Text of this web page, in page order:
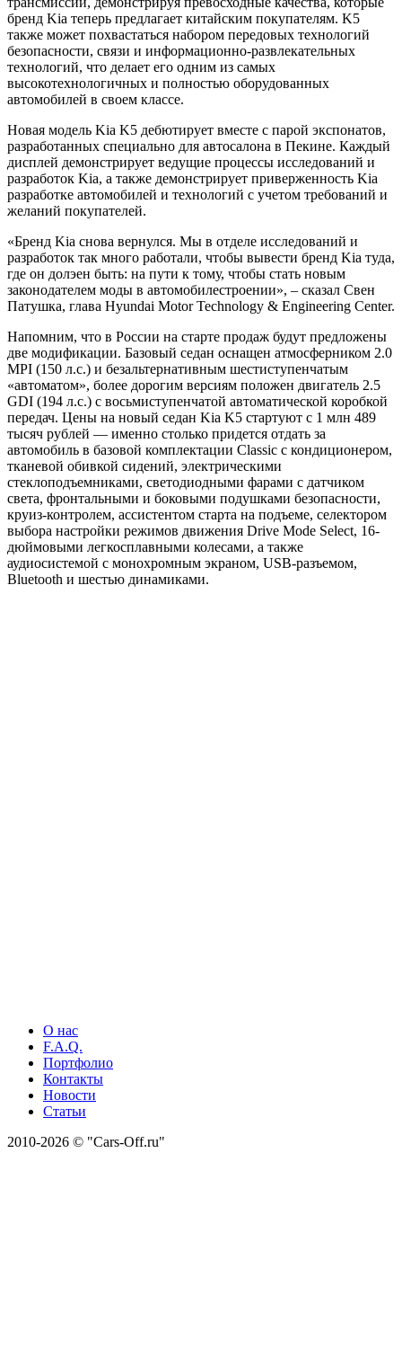
бренд Kia теперь предлагает китайским покупателям. K5
также может похвастаться набором передовых технологий
безопасности, связи и информационно-развлекательных
технологий, что делает его одним из самых
высокотехнологичных и полностью оборудованных
автомобилей в своем классе.
Новая модель Kia K5 дебютирует вместе с парой экспонатов,
разработанных специально для автосалона в Пекине. Каждый
дисплей демонстрирует ведущие процессы исследований и
разработок Kia, а также демонстрирует приверженность Kia
разработке автомобилей и технологий с учетом требований и
желаний покупателей.
«Бренд Kia снова вернулся. Мы в отделе исследований и
разработок так много работали, чтобы вывести бренд Kia туда,
где он долэен быть: на пути к тому, чтобы стать новым
законодателем моды в автомобилестроении», – сказал Свен
Патушка, глава Hyundai Motor Technology & Engineering Center.
Напомним, что в России на старте продаж будут предложены
две модификации. Базовый седан оснащен атмосферником 2.0
MPI (150 л.с.) и безальтернативным шестиступенчатым
«автоматом», более дорогим версиям положен двигатель 2.5
GDI (194 л.с.) с восьмиступенчатой автоматической коробкой
передач. Цены на новый седан Kia K5 стартуют с 1 млн 489
тысяч рублей — именно столько придется отдать за
автомобиль в базовой комплектации Classic с кондиционером,
тканевой обивкой сидений, электрическими
стеклоподъемниками, светодиодными фарами с датчиком
света, фронтальными и боковыми подушками безопасности,
круиз-контролем, ассистентом старта на подъеме, селектором
выбора настройки режимов движения Drive Mode Select, 16-
дюймовыми легкосплавными колесами, а также
аудиосистемой с монохромным экраном, USB-разъемом,
Bluetooth и шестью динамиками.
О нас
F.A.Q.
Портфолио
Контакты
Новости
Статьи
2010-2026 © "Cars-Off.ru"